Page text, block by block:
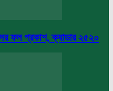
ফল প্রকাশ, ক্যাডার ২৫২০